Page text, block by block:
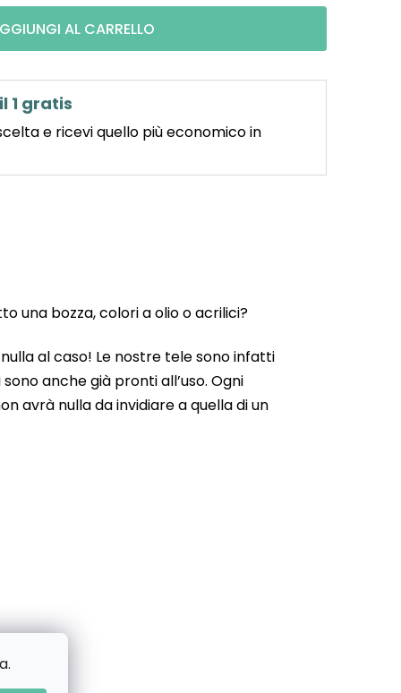
AL CARRELLO
1 gratis
e ricevi quello più economico in
una bozza, colori a olio o acrilici?
al caso! Le nostre tele sono infatti
anche già pronti all’uso. Ogni
avrà nulla da invidiare a quella di un